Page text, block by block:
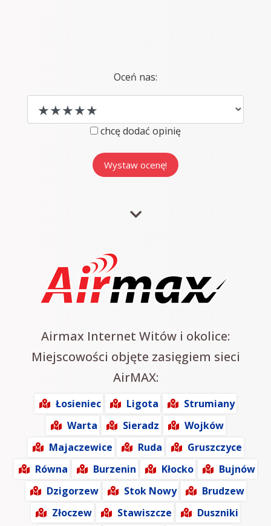
Oceń nas:
chcę dodać opinię
Airmax Internet Witów i okolice:
Miejscowości objęte zasięgiem sieci
AirMAX:
Łosieniec Ligota
Strumiany
Warta
Sieradz
Wojków
Majaczewice
Ruda
Gruszczyce
Równa
Burzenin Kłocko
Bujnów
Dzigorzew
Stok Nowy
Brudzew
Złoczew
Stawiszcze
Duszniki